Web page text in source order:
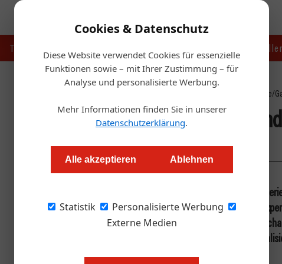
Cookies & Datenschutz
Diese Website verwendet Cookies für essenzielle
Funktionen sowie – mit Ihrer Zustimmung – für
Analyse und personalisierte Werbung.
Mehr Informationen finden Sie in unserer
Datenschutzerklärung.
Alle akzeptieren Ablehnen
Statistik
Personalisierte Werbung
Externe Medien
Touristik Handel & Hersteller
Startseite/
Ein Leitfaden für Gastronomie
Daniel Nutz
Der Corona-Virus stellt Gastronomie und
gesamte ÖGZ-Redaktion hat mit zahlreichen
und sich Hilfen und neue Gesetze genau
dringlichsten unternehmerischen Fragen,